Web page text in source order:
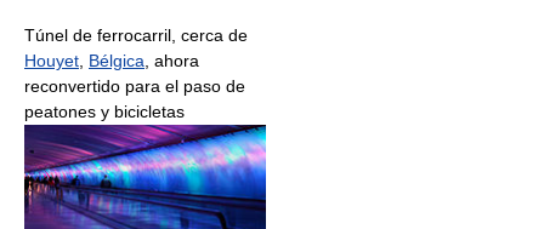
Túnel de ferrocarril, cerca de
Houyet Bélgica , ahora
reconvertido para el paso de
peatones y bicicletas